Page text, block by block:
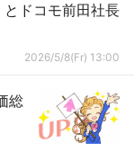
ドコモ前田社長
2026/5/8(Fr) 13:00
総